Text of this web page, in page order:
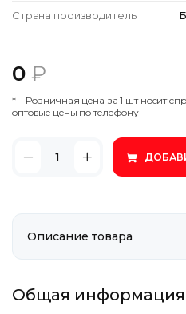
Страна производитель
0 ₽
* – Poзничнaя цeнa зa 1 шт нocит
oптoвыe цeны пo тeлeфoну
Общая информация